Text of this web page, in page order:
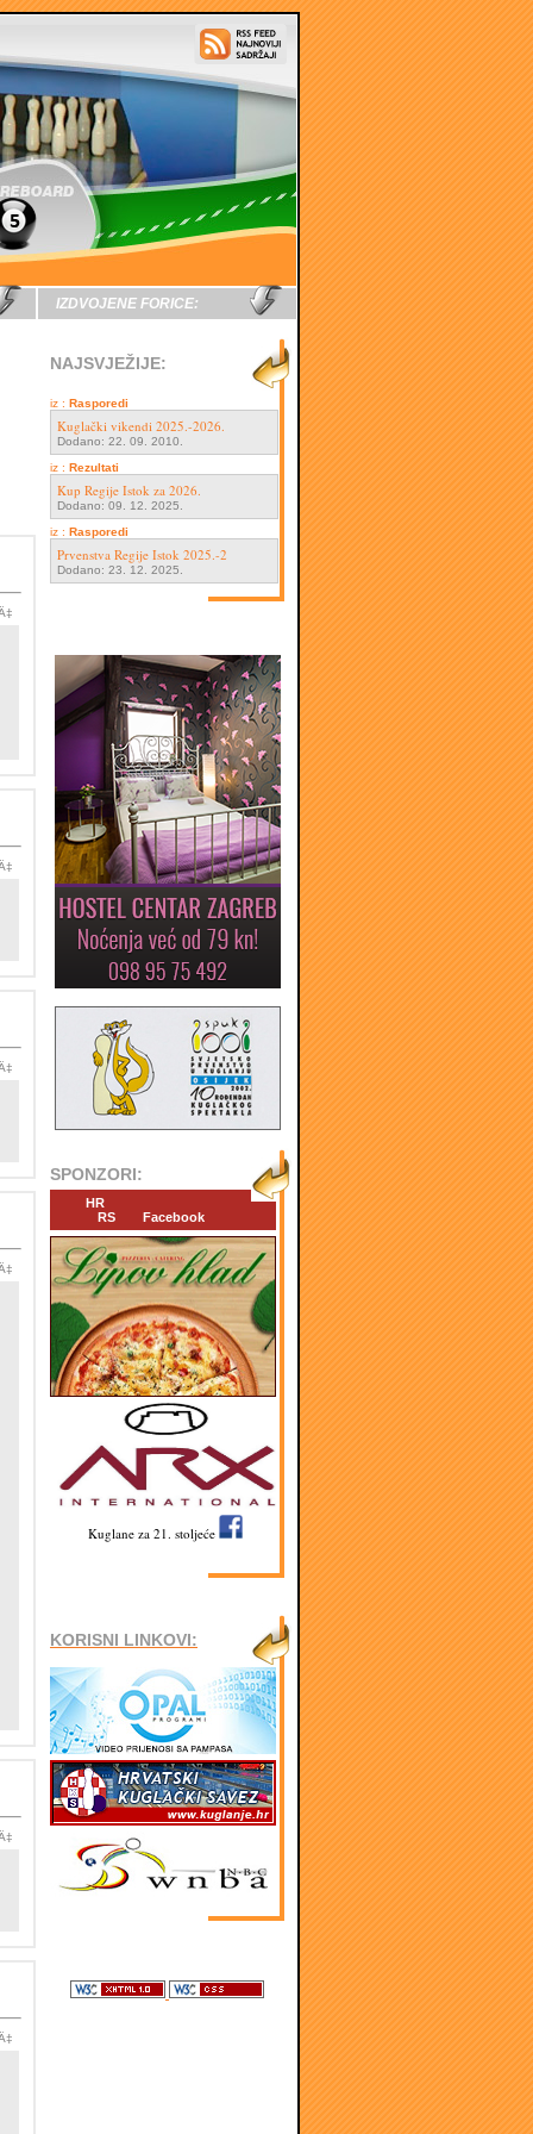
IZDVOJENE FORICE:
NAJSVJEŽIJE:
iz : Rasporedi
Kuglački vikendi 2025.-2026.
Dodano: 22. 09. 2010.
iz : Rezultati
Kup Regije Istok za 2026.
Dodano: 09. 12. 2025.
iz : Rasporedi
Prvenstva Regije Istok 2025.-2
Dodano: 23. 12. 2025.
SPONZORI:
HR
RS
Facebook
Kuglane za 21. stoljeće
KORISNI LINKOVI: